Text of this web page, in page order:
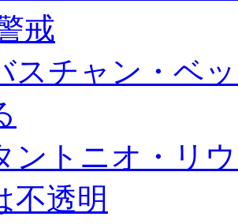
戒
スチャン・ベ
ントニオ・リ
不透明